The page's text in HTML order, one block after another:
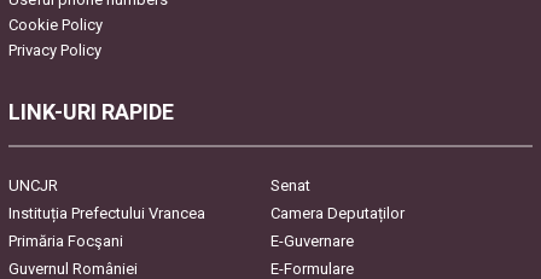
Cookie Policy
Privacy Policy
LINK-URI RAPIDE
UNCJR
Senat
Instituția Prefectului Vrancea
Camera Deputaților
Primăria Focşani
E-Guvernare
Guvernul României
E-Formulare